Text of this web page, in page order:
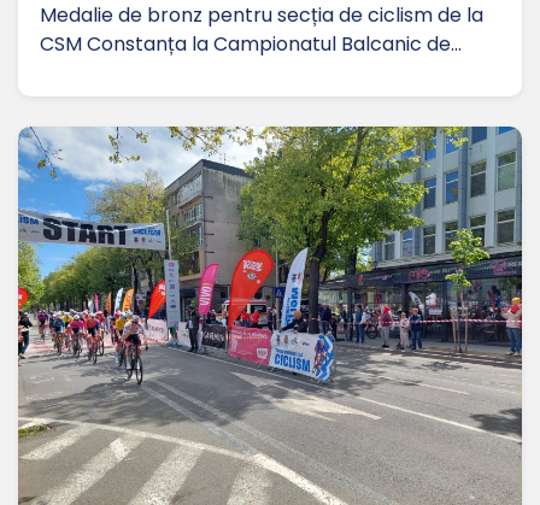
Medalie de bronz pentru secția de ciclism de la
CSM Constanța la Campionatul Balcanic de…